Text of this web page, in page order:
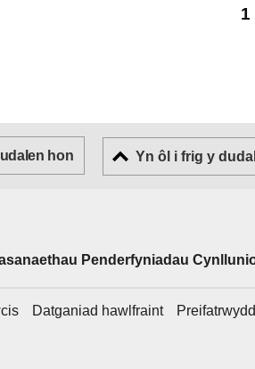
1
hon Yn ôl i frig y
Penderfyniadau
Datganiad hawlfraint Preifatrwydd